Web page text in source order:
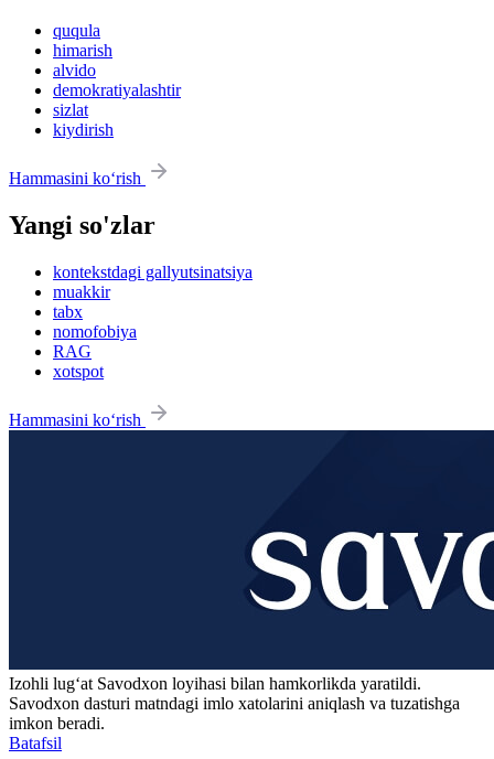
ququla
himarish
alvido
demokratiyalashtir
sizlat
kiydirish
Hammasini ko‘rish
Yangi so'zlar
kontekstdagi gallyutsinatsiya
muakkir
tabx
nomofobiya
RAG
xotspot
Hammasini ko‘rish
Izohli lugʻat Savodxon loyihasi bilan hamkorlikda yaratildi.
Savodxon dasturi matndagi imlo xatolarini aniqlash va tuzatishga
imkon beradi.
Batafsil